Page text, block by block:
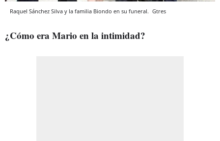
Raquel Sánchez Silva y la familia Biondo en su funeral. Gtres
¿Cómo era Mario en la intimidad?